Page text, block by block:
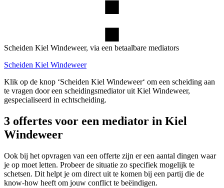
Scheiden Kiel Windeweer, via een betaalbare mediators
Scheiden Kiel Windeweer
Klik op de knop ‘Scheiden Kiel Windeweer‘ om een scheiding aan
te vragen door een scheidingsmediator uit Kiel Windeweer,
gespecialiseerd in echtscheiding.
3 offertes voor een mediator in Kiel
Windeweer
Ook bij het opvragen van een offerte zijn er een aantal dingen waar
je op moet letten. Probeer de situatie zo specifiek mogelijk te
schetsen. Dit helpt je om direct uit te komen bij een partij die de
know-how heeft om jouw conflict te beëindigen.